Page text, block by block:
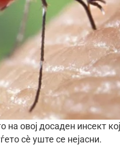
овој досаден инсект
сè уште се нејасни.